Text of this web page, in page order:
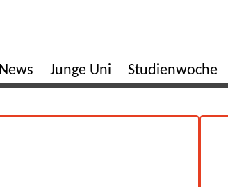
News Junge Uni Studienwoche